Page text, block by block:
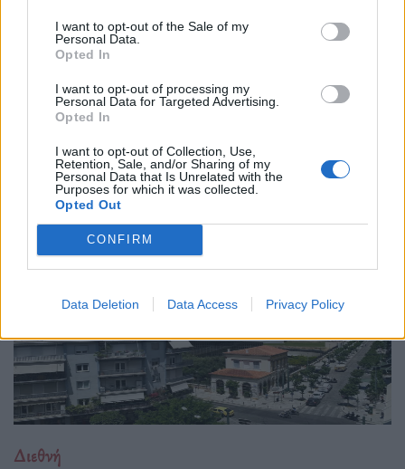
I want to opt-out of the Sale of my
Personal Data.
Opted In
I want to opt-out of processing my
Personal Data for Targeted Advertising.
Opted In
I want to opt-out of Collection, Use,
Retention, Sale, and/or Sharing of my
Personal Data that Is Unrelated with the
Purposes for which it was collected.
Opted Out
CONFIRM
Data Deletion Data Access Privacy Policy
Το “Ευρωβαρόμετρο” επιβεβαιώνει την
αβεβαιότητα των πολιτών της Ευρώπης
Το νέο "Ευρωβαρόμετρο" καταγράφει με ψυχρή ακρίβεια αυτή
ακρίβεια και αποσταθεροποίηση, αλλά ταυτόχρονα ζητούν μια
πιο δυνατή, πιο παρούσα Ευ
Διεθνή